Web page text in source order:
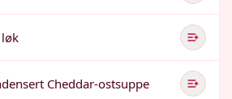
Cheddar-ostsuppe